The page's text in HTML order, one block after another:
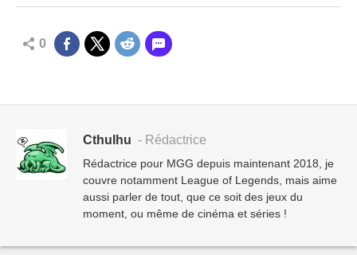
0
Cthulhu - Rédactrice
Rédactrice pour MGG depuis maintenant 2018, je
couvre notamment League of Legends, mais aime
aussi parler de tout, que ce soit des jeux du
moment, ou même de cinéma et séries !